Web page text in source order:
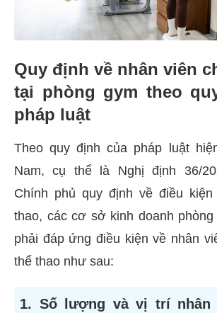
Quy định về nhân viên
tại phòng gym theo
pháp luật
Theo quy định của pháp luật
Nam, cụ thể là Nghị định 36/
Chính phủ quy định về điều
thao, các cơ sở kinh doanh
phải đáp ứng điều kiện về nhân
thể thao như sau:
1. Số lượng và vị trí nhân